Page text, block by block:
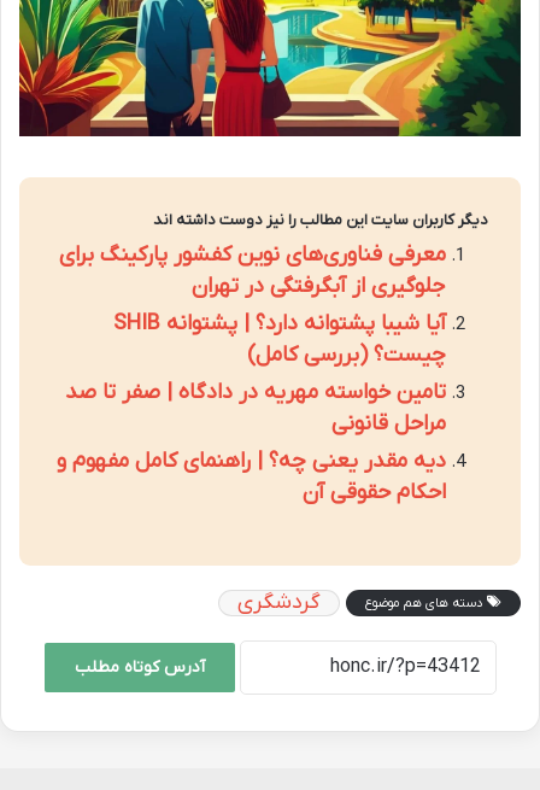
دیگر کاربران سایت این مطالب را نیز دوست داشته اند
معرفی فناوری‌های نوین کفشور پارکینگ برای
جلوگیری از آبگرفتگی در تهران
آیا شیبا پشتوانه دارد؟ | پشتوانه SHIB
چیست؟ (بررسی کامل)
تامین خواسته مهریه در دادگاه | صفر تا صد
مراحل قانونی
دیه مقدر یعنی چه؟ | راهنمای کامل مفهوم و
احکام حقوقی آن
دسته های هم موضوع گردشگری
آدرس کوتاه مطلب